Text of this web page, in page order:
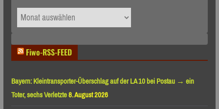
Archiv
nach
Fiwo-RSS-FEED
Bayern: Kleintransporter-Überschlag auf der LA 10 bei Postau → ein
Toter, sechs Verletzte8. August 2026